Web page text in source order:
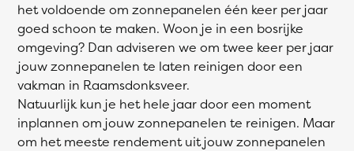
het voldoende om zonnepanelen één keer per jaar
goed schoon te maken. Woon je in een bosrijke
omgeving? Dan adviseren we om twee keer per jaar
jouw zonnepanelen te laten reinigen door een
vakman in Raamsdonksveer.
Natuurlijk kun je het hele jaar door een moment
inplannen om jouw zonnepanelen te reinigen. Maar
om het meeste rendement uit jouw zonnepanelen